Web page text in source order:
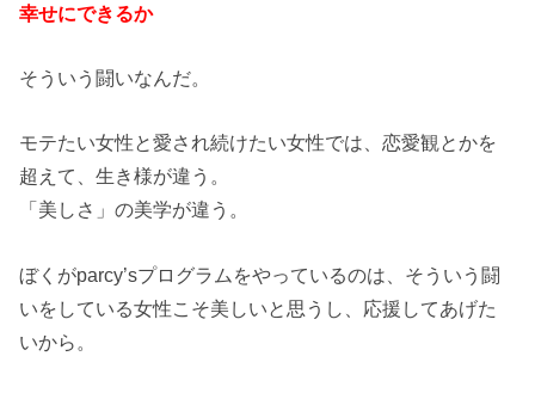
幸せにできるか
そういう闘いなんだ。
モテたい女性と愛され続けたい女性では、恋愛観とかを
超えて、生き様が違う。
「美しさ」の美学が違う。
ぼくがparcy’sプログラムをやっているのは、そういう闘
いをしている女性こそ美しいと思うし、応援してあげた
いから。